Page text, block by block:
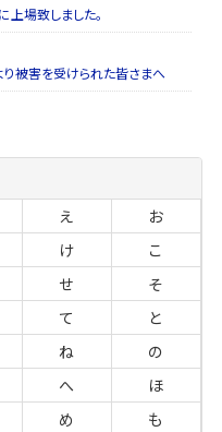
場致しました。
被害を受けられた皆さまへ
え
お
け
こ
せ
そ
て
と
ね
の
へ
ほ
め
も